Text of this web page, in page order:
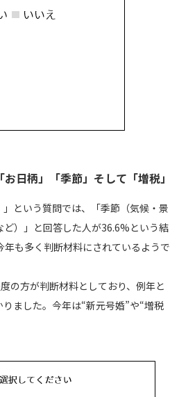
日柄」「季節」そして「増税」
という質問では、「季節（気候・景
）」と回答した人が36.6%という結
も多く判断材料にされているようで
の方が判断材料としており、例年と
ました。今年は“新元号婚”や“増税